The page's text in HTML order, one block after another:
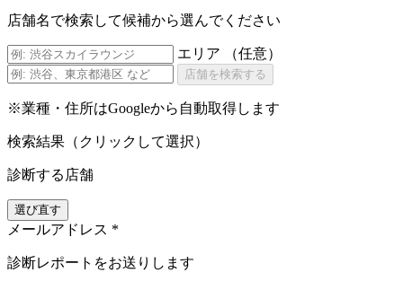
店舗名で検索して候補から選んでください
エリア （任意）
店舗を検索する
※業種・住所はGoogleから自動取得します
検索結果（クリックして選択）
診断する店舗
選び直す
メールアドレス *
診断レポートをお送りします